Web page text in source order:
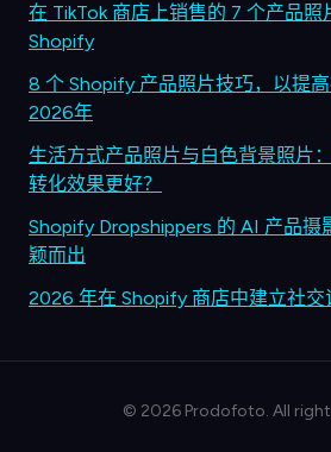
在 TikTok 商店上销售的 7 个产品
Shopify
8 个 Shopify 产品照片技巧，以提
2026年
生活方式产品照片与白色背景照片
转化效果更好？
Shopify Dropshippers 的 AI 产品摄
颖而出
2026 年在 Shopify 商店中建立社交
© 2026 Prodofoto. All